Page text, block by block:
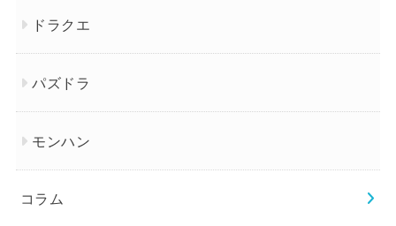
ドラクエ
パズドラ
モンハン
コラム